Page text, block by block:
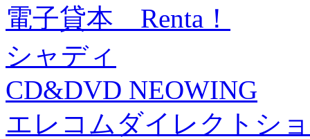
電子貸本 Renta！
シャディ
CD&DVD NEOWING
エレコムダイレクトシ